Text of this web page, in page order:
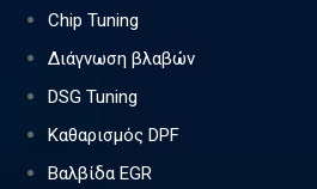
Chip Tuning
Διάγνωση βλαβών
DSG Tuning
Καθαρισμός DPF
Βαλβίδα EGR